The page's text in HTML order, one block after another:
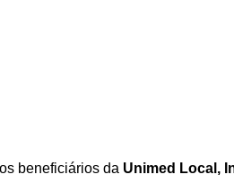
beneficiários da Unimed Local,